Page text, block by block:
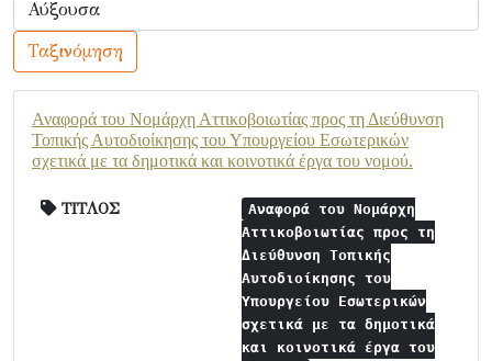
Ταξινόμηση
Αναφορά του Νομάρχη Αττικοβοιωτίας προς τη Διεύθυνση
Τοπικής Αυτοδιοίκησης του Υπουργείου Εσωτερικών
σχετικά με τα δημοτικά και κοινοτικά έργα του νομού.
ΤΙΤΛΟΣ
Αναφορά του Νομάρχη
Αττικοβοιωτίας προς τη
Διεύθυνση Τοπικής
Αυτοδιοίκησης του
Υπουργείου Εσωτερικών
σχετικά με τα δημοτικά
και κοινοτικά έργα του